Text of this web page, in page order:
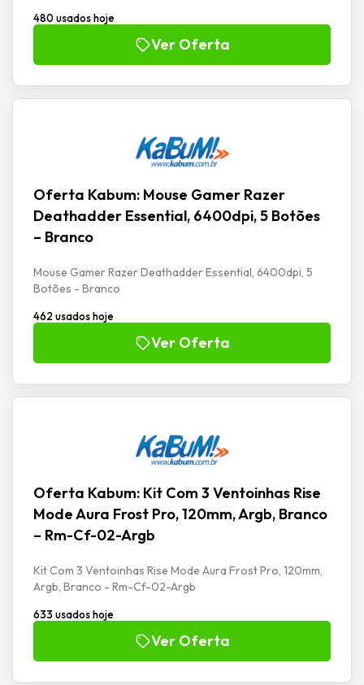
480 usados hoje
Ver Oferta
Oferta Kabum: Mouse Gamer Razer
Deathadder Essential, 6400dpi, 5 Botões
– Branco
Mouse Gamer Razer Deathadder Essential, 6400dpi, 5
Botões - Branco
462 usados hoje
Ver Oferta
Oferta Kabum: Kit Com 3 Ventoinhas Rise
Mode Aura Frost Pro, 120mm, Argb, Branco
– Rm-Cf-02-Argb
Kit Com 3 Ventoinhas Rise Mode Aura Frost Pro, 120mm,
Argb, Branco - Rm-Cf-02-Argb
633 usados hoje
Ver Oferta